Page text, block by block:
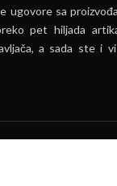
sa
pet hiljada
a sada ste i